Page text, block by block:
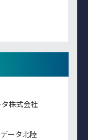
株式会社
ータ北陸